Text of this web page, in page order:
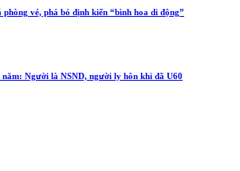
vé, phá bỏ định kiến “bình hoa di động”
Người là NSND, người ly hôn khi đã U60